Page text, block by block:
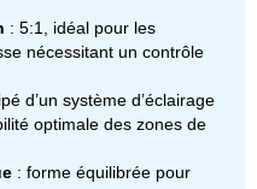
: 5:1, idéal pour les
nécessitant un contrôle
d’un système d’éclairage
optimale des zones de
: forme équilibrée pour